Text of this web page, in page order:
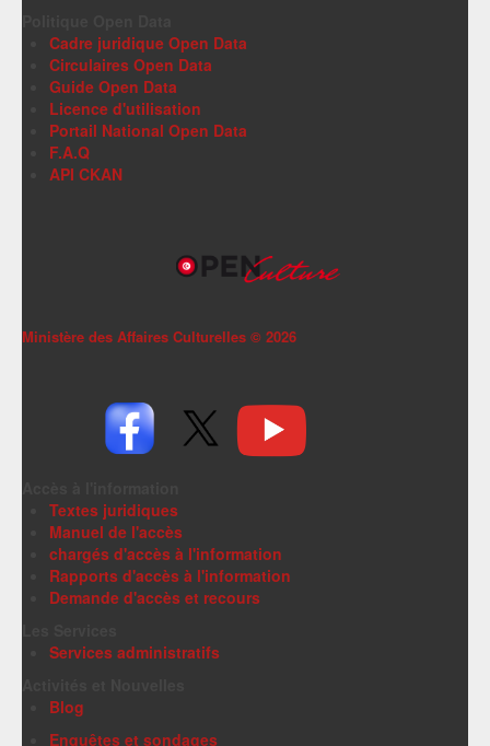
Cadre juridique Open Data
Circulaires Open Data
Guide Open Data
Licence d'utilisation
Portail National Open Data
F.A.Q
API CKAN
Ministère des Affaires Culturelles © 2026
Textes juridiques
Manuel de l'accès
chargés d'accès à l'information
Rapports d'accès à l'information
Demande d'accès et recours
Services administratifs
Blog
Enquêtes et sondages